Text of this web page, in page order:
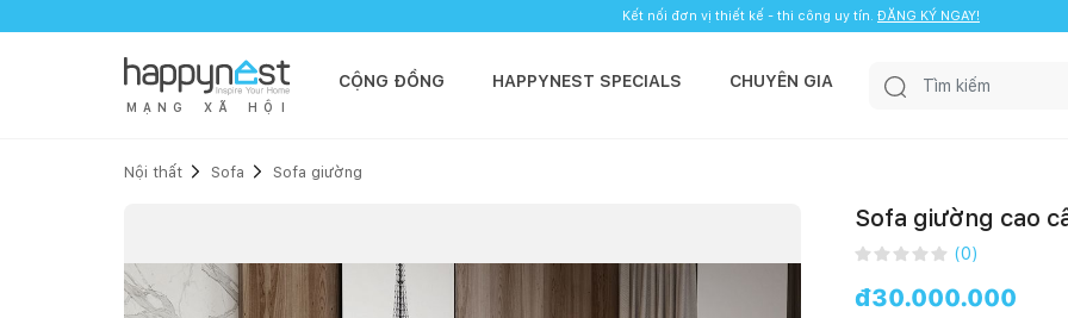
Kết nối đơn vị thiết kế - thi công uy tín. ĐĂNG KÝ NGAY!
M Ạ N G X Ã H Ộ I
CỘNG ĐỒNG HAPPYNEST SPECIALS CHUYÊN GIA
Nội thất Sofa Sofa giường
Sofa giường cao
(0)
đ30.000.000